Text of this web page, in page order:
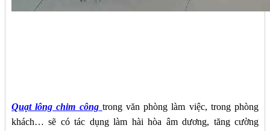
Quạt lông chim công trong văn phòng làm việc, trong phòng
khách… sẽ có tác dụng làm hài hòa âm dương, tăng cường